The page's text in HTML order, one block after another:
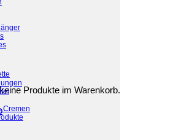
Produkte im Warenkorb.
Cremen